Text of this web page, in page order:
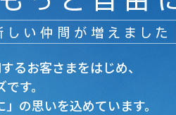
るお客さまをはじめ、
す。
の思いを込めています。